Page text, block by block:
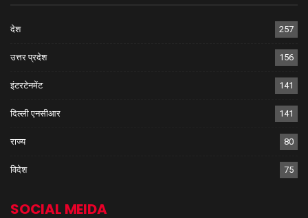
देश 257
उत्तर प्रदेश 156
इंटरटेनमेंट 141
दिल्ली एनसीआर 141
राज्य 80
विदेश 75
SOCIAL MEIDA